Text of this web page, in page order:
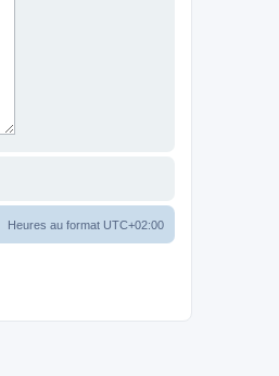
Heures au format UTC+02:00